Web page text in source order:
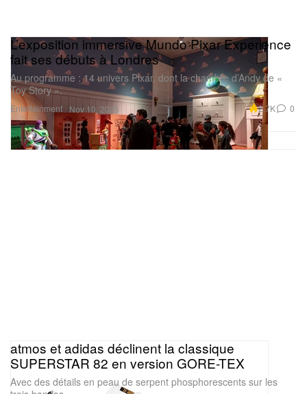
Entertainment
L’exposition immersive Mundo Pixar Experience
fait ses débuts à Londres
Au programme : 14 univers Pixar, dont la chambre d’Andy de «
Toy Story ».
Nov 10, 2025 2.7K 0
atmos et adidas déclinent la classique
SUPERSTAR 82 en version GORE-TEX
Avec des détails en peau de serpent phosphorescents sur les